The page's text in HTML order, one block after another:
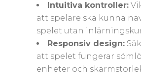
Intuitiva kontroller:
att spelare ska kunna
spelet utan
Responsiv design:
att spelet fungerar
enheter och